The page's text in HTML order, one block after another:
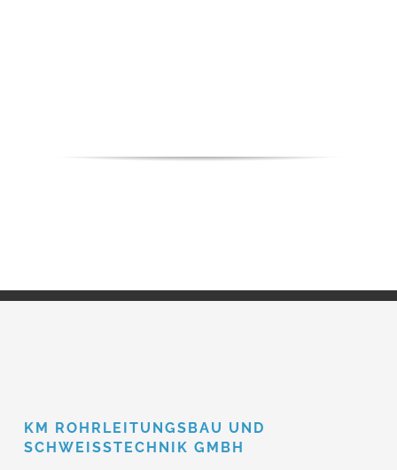
KM ROHRLEITUNGSBAU UND
SCHWEISSTECHNIK GMBH